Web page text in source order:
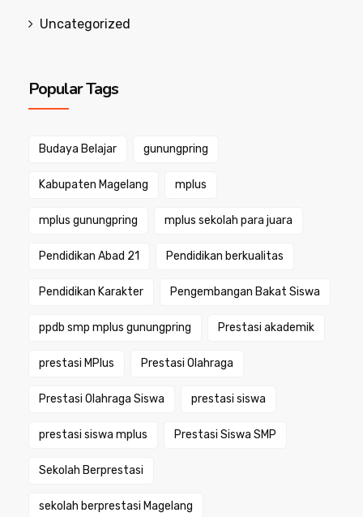
Uncategorized
Popular Tags
Budaya Belajar gunungpring
Kabupaten Magelang mplus
mplus gunungpring mplus sekolah para juara
Pendidikan Abad 21 Pendidikan berkualitas
Pendidikan Karakter Pengembangan Bakat Siswa
ppdb smp mplus gunungpring Prestasi akademik
prestasi MPlus Prestasi Olahraga
Prestasi Olahraga Siswa prestasi siswa
prestasi siswa mplus Prestasi Siswa SMP
Sekolah Berprestasi
sekolah berprestasi Magelang